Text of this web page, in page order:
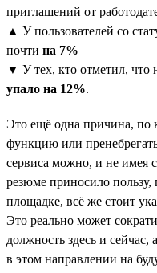
приглашений от
▲ У пользователей со
почти на 7%
▼ У тех, кто отметил, что
упало на 12%.
Это ещё одна причина, по
функцию или
сервиса можно, и не имея
резюме приносило пользу,
площадке, всё же стоит
Это реально может
должность здесь и сейчас,
в этом направлении на